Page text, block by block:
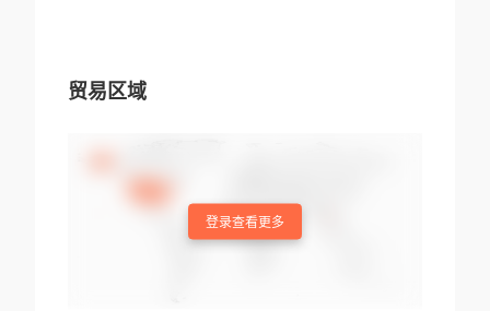
贸易区域
登录查看更多